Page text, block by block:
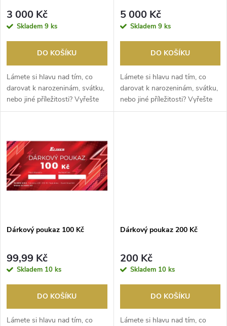
r
o
d
u
t
ů
p
r
d
u
k
t
ů
3 000 Kč
Skladem 9 ks
DO KOŠÍKU
Lámete si hlavu nad tím, co
darovat k narozeninám, svátku,
nebo jiné příležitosti? Vyřešte
to dárko...
5 000 Kč
Skladem 9 ks
DO KOŠÍKU
Lámete si hlavu nad tím, co
darovat k narozeninám, svátku,
nebo jiné příležitosti? Vyřešte
to dárko...
Dárkový poukaz 100 Kč
99,99 Kč
Skladem 10 ks
DO KOŠÍKU
Lámete si hlavu nad tím, co
Dárkový poukaz 200 Kč
200 Kč
Skladem 10 ks
DO KOŠÍKU
Lámete si hlavu nad tím, co